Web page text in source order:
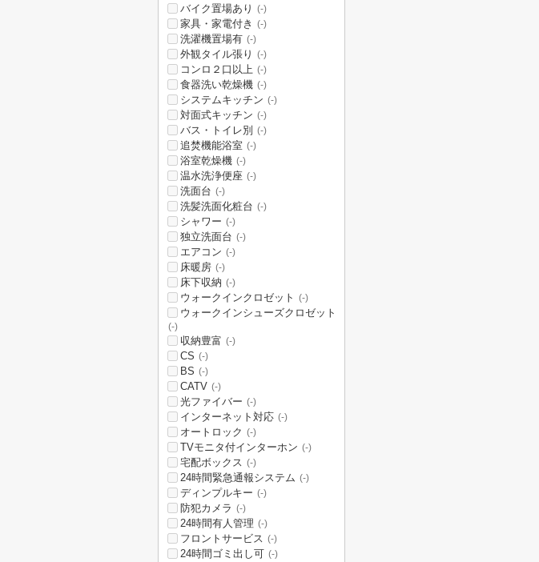
バイク置場あり (-)
家具・家電付き (-)
洗濯機置場有 (-)
外観タイル張り (-)
コンロ２口以上 (-)
食器洗い乾燥機 (-)
システムキッチン (-)
対面式キッチン (-)
バス・トイレ別 (-)
追焚機能浴室 (-)
浴室乾燥機 (-)
温水洗浄便座 (-)
洗面台 (-)
洗髪洗面化粧台 (-)
シャワー (-)
独立洗面台 (-)
エアコン (-)
床暖房 (-)
床下収納 (-)
ウォークインクロゼット (-)
ウォークインシューズクロゼット
(-)
収納豊富 (-)
CS (-)
BS (-)
CATV (-)
光ファイバー (-)
インターネット対応 (-)
オートロック (-)
TVモニタ付インターホン (-)
宅配ボックス (-)
24時間緊急通報システム (-)
ディンプルキー (-)
防犯カメラ (-)
24時間有人管理 (-)
フロントサービス (-)
24時間ゴミ出し可 (-)